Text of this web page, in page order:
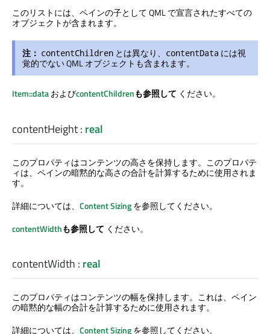
このリストには、ペインの子として QML で宣言されたすべての
オブジェクトが含まれます。
注： contentChildren とは異なり、 contentData には視
覚的でない QML オブジェクトも含まれます。
Item::dataおよびcontentChildrenも参照して ください。
contentHeight: real
このプロパティはコンテンツの高さを保持します。このプロパテ
ィは、ペインの暗黙的な高さの合計を計算するために使用されま
す。
詳細については、 Content Sizingを参照してください。
contentWidthも参照して ください。
contentWidth : real
このプロパティはコンテンツの幅を保持します。これは、ペイン
の暗黙的な幅の合計を計算するために使用されます。
詳細については、 Content Sizingを参照してください。